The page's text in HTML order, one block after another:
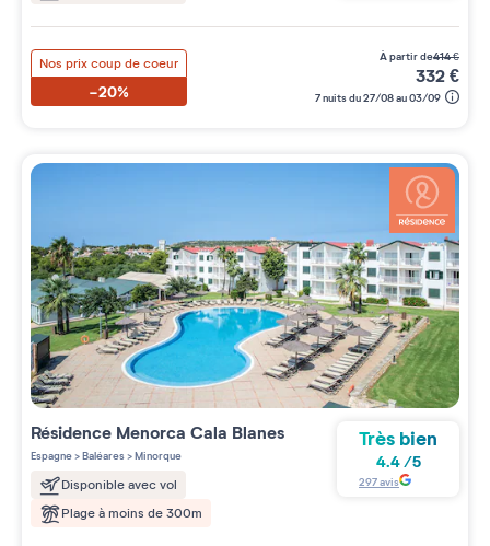
Nos prix coup de coeur
-20%
à partir de414€
332€
7 nuits du 27/08 au 03/09
Résidence Menorca Cala Blanes
Espagne>Baléares>Minorque
Disponible avec vol
Plage à moins de 300m
Très bien
4.4/5
297avis